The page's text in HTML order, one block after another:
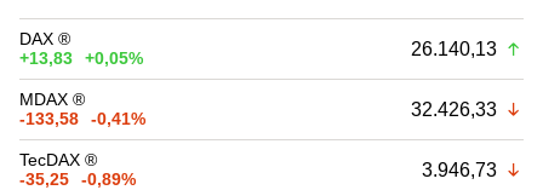
DAX ®
+13,83
+0,05% 26.140,13
MDAX ®
-133,58
-0,41% 32.426,33
TecDAX ®
-35,25
-0,89% 3.946,73